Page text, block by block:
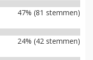
47% (81 stemmen)
24% (42 stemmen)